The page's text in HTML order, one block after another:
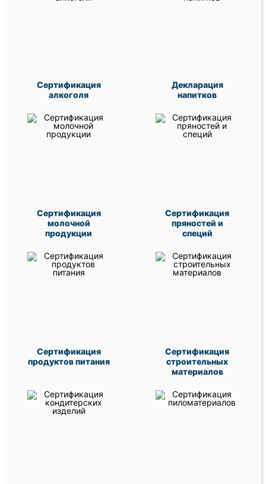
Сертификация
алкоголя
Декларация
напитков
Сертификация
молочной
продукции
Сертификация
пряностей и
специй
Сертификация
продуктов питания
Сертификация
строительных
материалов